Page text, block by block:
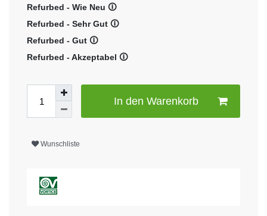
Refurbed - Wie Neu 🛈
Refurbed - Sehr Gut 🛈
Refurbed - Gut 🛈
Refurbed - Akzeptabel 🛈
In den Warenkorb
Wunschliste